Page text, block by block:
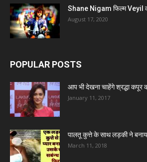
Shane Nigam फिल्म Veyil
August 17, 2020
POPULAR POSTS
आप भी देखना चाहेंगे श्रद्धा कपूर
January 11, 2017
पालतू कुत्ते के साथ लड़की ने
March 11, 2018